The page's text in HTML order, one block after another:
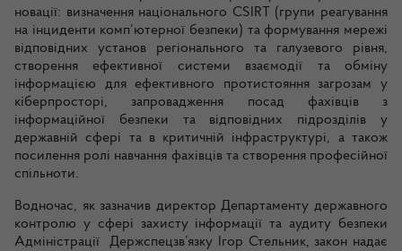
новації: визначення національного CSIRT (групи реагування
на інциденти комп’ютерної безпеки) та формування мережі
відповідних установ регіонального та галузевого рівня,
створення ефективної системи взаємодії та обміну
інформацією для ефективного протистояння загрозам у
кіберпросторі, запровадження посад фахівців з
інформаційної безпеки та відповідних підрозділів у
державній сфері та в критичній інфраструктурі, а також
посилення ролі навчання фахівців та створення професійної
спільноти.
Водночас, як зазначив директор Департаменту державного
контролю у сфері захисту інформації та аудиту безпеки
Адміністрації Держспецзв’язку Ігор Стельник, закон надає